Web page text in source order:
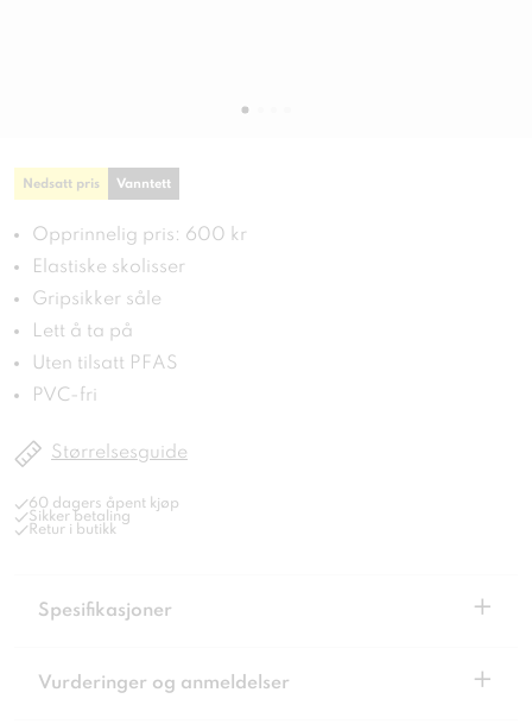
Nedsatt pris Vanntett
Opprinnelig pris: 600 kr
Elastiske skolisser
Gripsikker såle
Lett å ta på
Uten tilsatt PFAS
PVC-fri
Størrelsesguide
60 dagers åpent kjøp
Sikker betaling
Retur i butikk
Spesifikasjoner +
Vurderinger og anmeldelser +